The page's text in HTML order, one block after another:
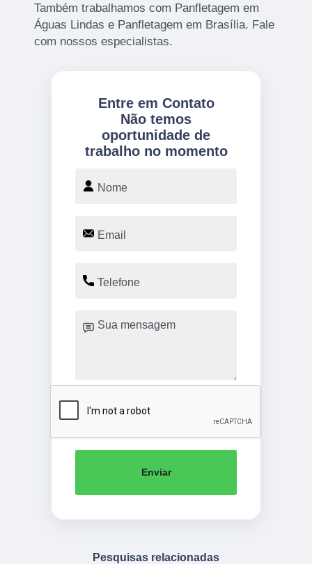
Também trabalhamos com Panfletagem em
Águas Lindas e Panfletagem em Brasília. Fale
com nossos especialistas.
Entre em Contato
Não temos
oportunidade de
trabalho no momento
Enviar
Pesquisas relacionadas